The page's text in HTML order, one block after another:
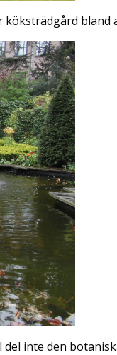
köksträdgård bland
inte den